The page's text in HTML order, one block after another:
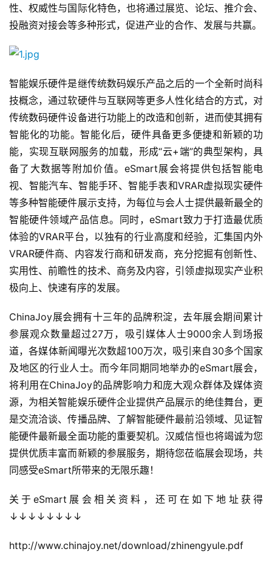
首
游
茶
原
创
游
戏
业
界
手
机
游
性、权威性与国际化特色，也将通过展览、论坛、推介会、
投融资对接会等多种形式，促进产业的合作、发展与共赢。
智能娱乐硬件是继传统数码娱乐产品之后的一个全新时尚科
技概念，通过软硬件与互联网等更多人性化结合的方式，对
传统数码硬件设备进行功能上的改造和创新，进而使其拥有
智能化的功能。智能化后，硬件具备更多便捷和新颖的功
能，实现互联网服务的加载，形成“云+端”的典型架构，具
备了大数据等附加价值。eSmart展会将提供包括智能电
视、智能汽车、智能手环、智能手表和VRAR虚拟现实硬件
等多种智能硬件展示支持，为每位与会人士提供最新最全的
智能硬件领域产品信息。同时，eSmart致力于打造最优质
体验的VRAR平台，以独有的行业高度和经验，汇集国内外
VRAR硬件商、内容发行商和研发商，充分挖掘有创新性、
实用性、前瞻性的技术、商务及内容，引领虚拟现实产业积
极向上、快速有序的发展。
ChinaJoy展会拥有十三年的品牌积淀，去年展会期间累计
参展观众数量超过27万，吸引媒体人士9000余人到场报
道，各媒体新闻曝光次数超100万次，吸引来自30多个国家
及地区的行业人士。而今年同期同地举办的eSmart展会，
将利用在ChinaJoy的品牌影响力和庞大观众群体及媒体资
源，为相关智能娱乐硬件企业提供产品展示的绝佳舞台，更
是交流洽谈、传播品牌、了解智能硬件最前沿领域、见证智
能硬件最新最全面功能的重要契机。汉威信恒也将竭诚为您
提供优质丰富而新颖的参展服务，期待您莅临展会现场，共
同感受eSmart所带来的无限乐趣！
关于eSmart展会相关资料，还可在如下地址获得
↓↓↓↓↓↓↓↓
http://www.chinajoy.net/download/zhinengyule.pdf